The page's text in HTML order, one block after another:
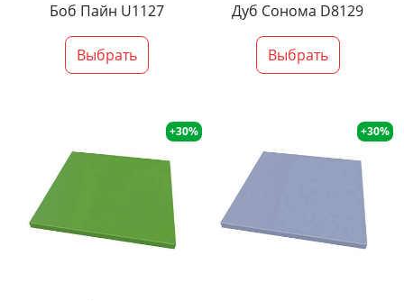
Боб Пайн U1127
Выбрать
Дуб Сонома D8129
Выбрать
+30% +30%